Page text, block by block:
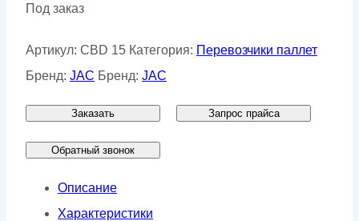
Под заказ
Артикул: CBD 15 Категория: Перевозчики паллет
Бренд: JAC Бренд: JAC
Заказать Запрос прайса
Обратный звонок
Описание
Характеристики